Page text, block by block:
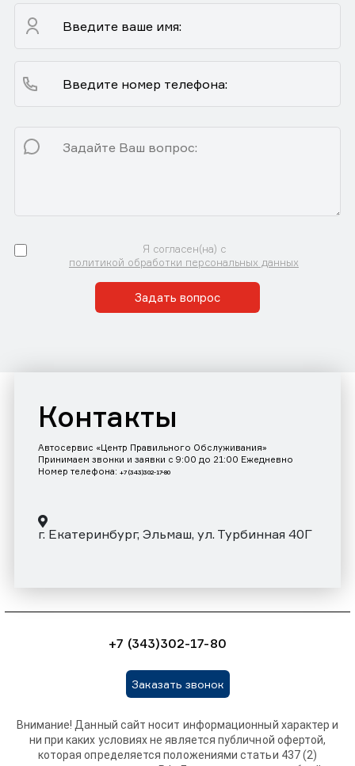
Я согласен(на) с
политикой обработки персональных данных
Задать вопрос
Контакты
Автосервис «Центр Правильного Обслуживания»
Принимаем звонки и заявки с 9:00 до 21:00 Ежедневно
Номер телефона: +7 (343)302-17-80
г. Екатеринбург, Эльмаш, ул. Турбинная 40Г
+7 (343)302-17-80
Заказать звонок
Внимание! Данный сайт носит информационный характер и
ни при каких условиях не является публичной офертой,
которая определяется положениями статьи 437 (2)